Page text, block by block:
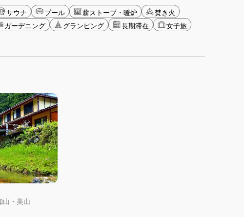
サウナ プール 薪ストーブ・暖炉
焚き火
ガーデニング グランピング 長期滞在
女子旅
山・美山